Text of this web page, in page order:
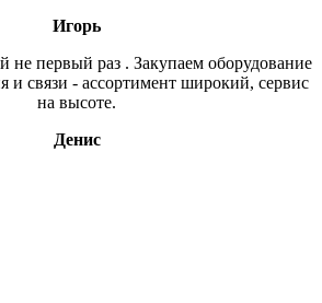
Игорь
не первый раз . Закупаем оборудование
и связи - ассортимент широкий, сервис
на высоте.
Денис